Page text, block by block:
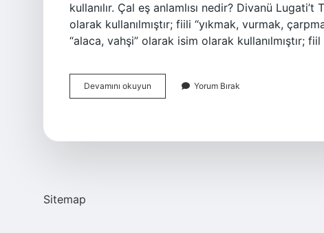
kullanılır. Çal eş anlamlısı nedir? Divanü
olarak kullanılmıştır; fiili “yıkmak, vurmak,
“alaca, vahşi” olarak isim olarak kullanılmıştır;
Devamını okuyun
Sözcüğünün
Yorum Bırak
Sitemap